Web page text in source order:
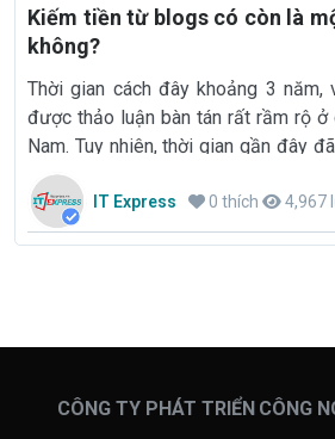
Kiếm tiền từ blogs có còn là
không?
Thời gian cách đây khoảng 3 năm,
được thảo luận bàn tán rất rầm rộ
Nam. Tuy nhiên, thời gian gần đây
"Nghề kiếm tiền bằng cách viết blogs
IT Express 0 thích 4,967
CÔNG TY PHÁT TRIỂN CÔNG